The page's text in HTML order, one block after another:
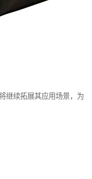
继续拓展其应用场景，为